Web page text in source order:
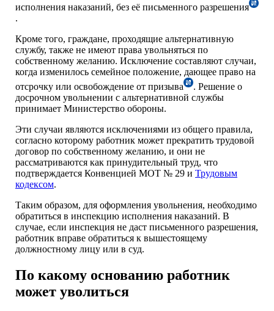
исполнения наказаний, без её письменного разрешения
.
Кроме того, граждане, проходящие альтернативную
службу, также не имеют права увольняться по
собственному желанию. Исключение составляют случаи,
когда изменилось семейное положение, дающее право на
отсрочку или освобождение от призыва
. Решение о
досрочном увольнении с альтернативной службы
принимает Министерство обороны.
Эти случаи являются исключениями из общего правила,
согласно которому работник может прекратить трудовой
договор по собственному желанию, и они не
рассматриваются как принудительный труд, что
подтверждается Конвенцией МОТ № 29 и Трудовым
кодексом.
Таким образом, для оформления увольнения, необходимо
обратиться в инспекцию исполнения наказаний. В
случае, если инспекция не даст письменного разрешения,
работник вправе обратиться к вышестоящему
должностному лицу или в суд.
По какому основанию работник
может уволиться